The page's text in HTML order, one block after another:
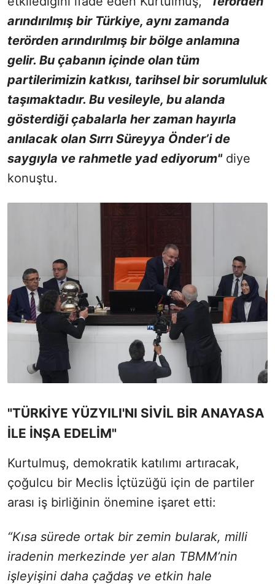
arındırılmış bir Türkiye, aynı zamanda
terörden arındırılmış bir bölge anlamına
gelir. Bu çabanın içinde olan tüm
partilerimizin katkısı, tarihsel bir sorumluluk
taşımaktadır. Bu vesileyle, bu alanda
gösterdiği çabalarla her zaman hayırla
anılacak olan Sırrı Süreyya Önder’i de
saygıyla ve rahmetle yad ediyorum"diye
konuştu.
"TÜRKİYE YÜZYILI'NI SİVİL BİR ANAYASA
İLE İNŞA EDELİM"
Kurtulmuş, demokratik katılımı artıracak,
çoğulcu bir Meclis İçtüzüğü için de partiler
arası iş birliğinin önemine işaret etti:
“Kısa sürede ortak bir zemin bularak, milli
iradenin merkezinde yer alan TBMM’nin
işleyişini daha çağdaş ve etkin hale